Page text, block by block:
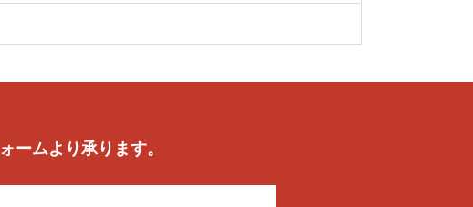
ームより承ります。